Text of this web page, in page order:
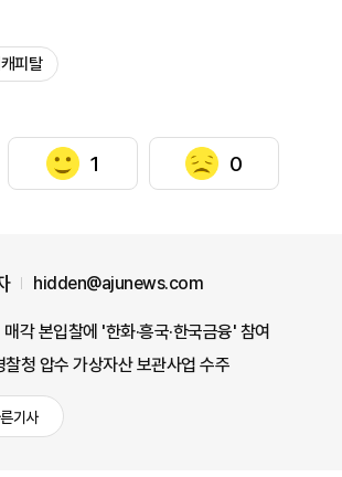
피탈
1 0
hidden@ajunews.com
각 본입찰에 '한화·흥국·한국금융' 참여
찰청 압수 가상자산 보관사업 수주
기사